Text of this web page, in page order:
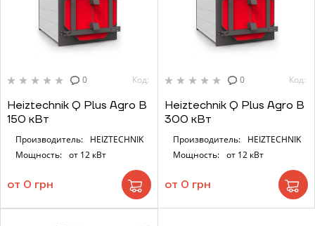
0 Код:
Heiztechnik Q Plus Agro B
150 кВт
Производитель:
HEIZTECHNIK
Мощность: от 12 кВт
от 0 грн
0 Код:
Heiztechnik Q Plus Agro B
300 кВт
Производитель:
HEIZTECHNIK
Мощность:
от 12 кВт
от 0 грн